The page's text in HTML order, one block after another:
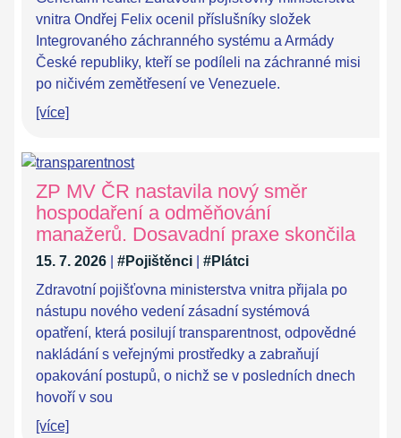
vnitra Ondřej Felix ocenil příslušníky složek
Integrovaného záchranného systému a Armády
České republiky, kteří se podíleli na záchranné misi
po ničivém zemětřesení ve Venezuele.
[více]
ZP MV ČR nastavila nový směr
hospodaření a odměňování
manažerů. Dosavadní praxe skončila
15. 7. 2026 #Pojištěnci
#Plátci
Zdravotní pojišťovna ministerstva vnitra přijala po
nástupu nového vedení zásadní systémová
opatření, která posilují transparentnost, odpovědné
nakládání s veřejnými prostředky a zabraňují
opakování postupů, o nichž se v posledních dnech
hovoří v sou
[více]